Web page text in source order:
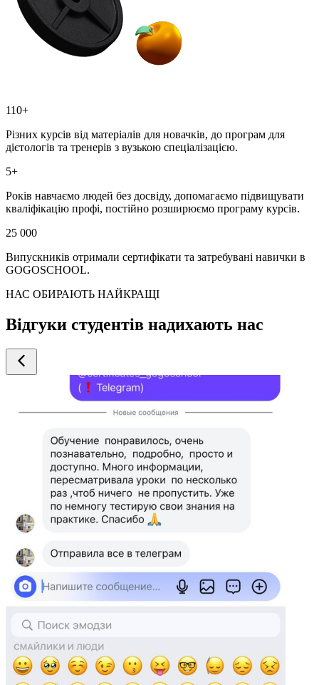
110+
Різних курсів від матеріалів для новачків, до програм для
дієтологів та тренерів з вузькою спеціалізацією.
5+
Років навчаємо людей без досвіду, допомагаємо підвищувати
кваліфікацію профі, постійно розширюємо програму курсів.
25 000
Випускників отримали сертифікати та затребувані навички в
GOGOSCHOOL.
НАС ОБИРАЮТЬ НАЙКРАЩІ
Відгуки студентів надихають нас